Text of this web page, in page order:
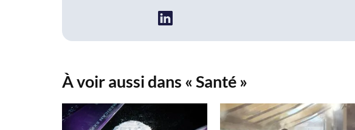
À voir aussi dans « Santé »